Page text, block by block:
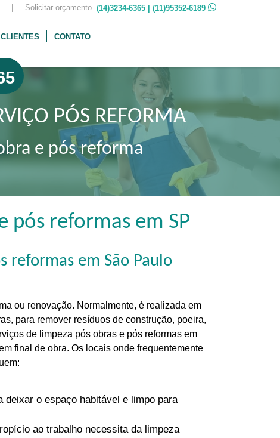
(14)3234-6365 | (11)95352-6189
| Solicitar orçamento
CLIENTES CONTATO
PÓS REFORMA
e pós reforma
pós reformas em SP
reformas em São Paulo
ou renovação. Normalmente, é realizada em
para remover resíduos de construção, poeira,
de limpeza pós obras e pós reformas em
final de obra. Os locais onde frequentemente
o espaço habitável e limpo para
ao trabalho necessita da limpeza